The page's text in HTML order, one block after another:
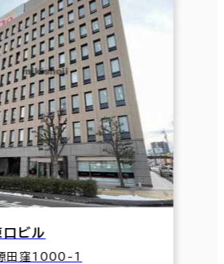
口ビル
田窪1000-1